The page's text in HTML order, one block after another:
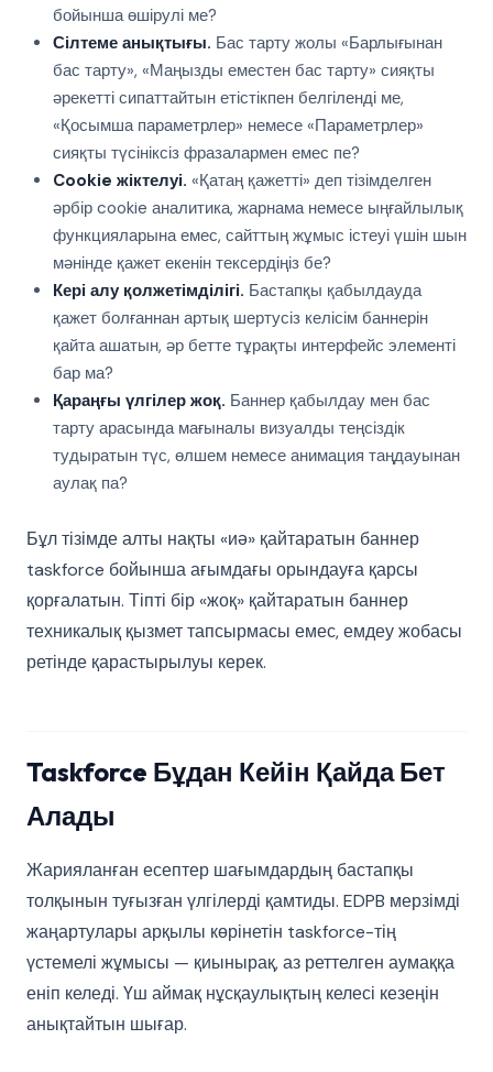
бойынша өшірулі ме?
Сілтеме анықтығы. Бас тарту жолы «Барлығынан
бас тарту», «Маңызды еместен бас тарту» сияқты
әрекетті сипаттайтын етістікпен белгіленді ме,
«Қосымша параметрлер» немесе «Параметрлер»
сияқты түсініксіз фразалармен емес пе?
Cookie жіктелуі. «Қатаң қажетті» деп тізімделген
әрбір cookie аналитика, жарнама немесе ыңғайлылық
функцияларына емес, сайттың жұмыс істеуі үшін шын
мәнінде қажет екенін тексердіңіз бе?
Кері алу қолжетімділігі. Бастапқы қабылдауда
қажет болғаннан артық шертусіз келісім баннерін
қайта ашатын, әр бетте тұрақты интерфейс элементі
бар ма?
Қараңғы үлгілер жоқ. Баннер қабылдау мен бас
тарту арасында мағыналы визуалды теңсіздік
тудыратын түс, өлшем немесе анимация таңдауынан
аулақ па?
Бұл тізімде алты нақты «иә» қайтаратын баннер
taskforce бойынша ағымдағы орындауға қарсы
қорғалатын. Тіпті бір «жоқ» қайтаратын баннер
техникалық қызмет тапсырмасы емес, емдеу жобасы
ретінде қарастырылуы керек.
Taskforce Бұдан Кейін Қайда Бет
Алады
Жарияланған есептер шағымдардың бастапқы
толқынын туғызған үлгілерді қамтиды. EDPB мерзімді
жаңартулары арқылы көрінетін taskforce-тің
үстемелі жұмысы — қиынырақ, аз реттелген аумаққа
еніп келеді. Үш аймақ нұсқаулықтың келесі кезеңін
анықтайтын шығар.